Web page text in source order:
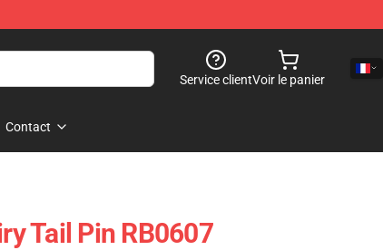
Service clientVoir le panier
Contact
Tail Pin RB0607